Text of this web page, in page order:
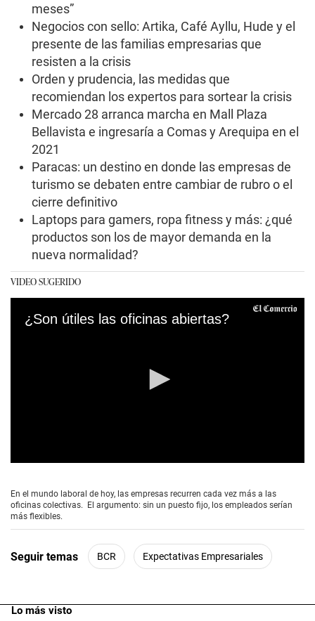
meses”
Negocios con sello: Artika, Café Ayllu, Hude y el
presente de las familias empresarias que
resisten a la crisis
Orden y prudencia, las medidas que
recomiendan los expertos para sortear la crisis
Mercado 28 arranca marcha en Mall Plaza
Bellavista e ingresaría a Comas y Arequipa en el
2021
Paracas: un destino en donde las empresas de
turismo se debaten entre cambiar de rubro o el
cierre definitivo
Laptops para gamers, ropa fitness y más: ¿qué
productos son los de mayor demanda en la
nueva normalidad?
VIDEO SUGERIDO
¿Son útiles las oficinas abiertas?
e
c
o
o
i
n
En el mundo laboral de hoy, las empresas recurren cada vez más a las
oficinas colectivas. El argumento: sin un puesto fijo, los empleados serían
más flexibles.
Seguir temas BCR Expectativas Empresariales
Lo más visto